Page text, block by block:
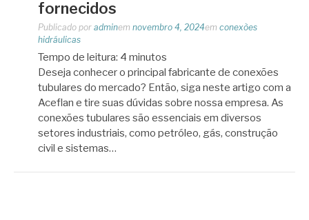
fornecidos
Publicado por adminem novembro 4, 2024em conexões
hidráulicas
Tempo de leitura: 4 minutos
Deseja conhecer o principal fabricante de conexões
tubulares do mercado? Então, siga neste artigo com a
Aceflan e tire suas dúvidas sobre nossa empresa. As
conexões tubulares são essenciais em diversos
setores industriais, como petróleo, gás, construção
civil e sistemas…